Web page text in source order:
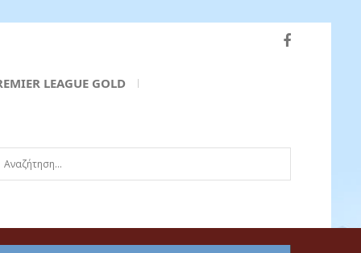
LEAGUE GOLD